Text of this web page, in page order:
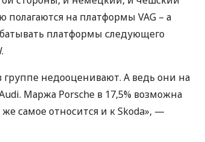
полагаются на платформы VAG – а
платформы следующего
группе недооценивают. А ведь они на
Маржа Porsche в 17,5% возможна
самое относится и к Skoda», —